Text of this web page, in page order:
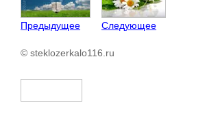
Предыдущее Следующее
© steklozerkalo116.ru